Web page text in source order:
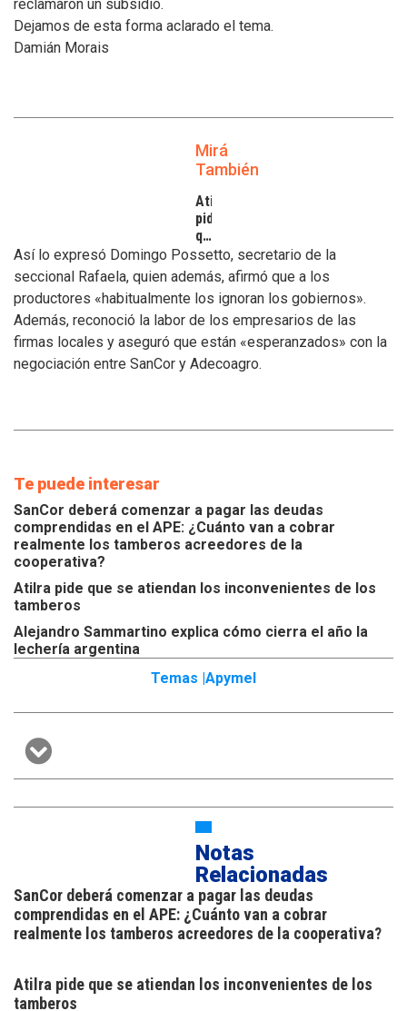
reclamaron un subsidio.
Dejamos de esta forma aclarado el tema.
Damián Morais
Mirá
También
Atilra
pide
que
se
atiendan
inconvenientes
de
los
tamberos
Así lo expresó Domingo Possetto, secretario de la
seccional Rafaela, quien además, afirmó que a los
productores «habitualmente los ignoran los gobiernos».
Además, reconoció la labor de los empresarios de las
firmas locales y aseguró que están «esperanzados» con la
negociación entre SanCor y Adecoagro.
Te puede interesar
SanCor deberá comenzar a pagar las deudas
comprendidas en el APE: ¿Cuánto van a cobrar
realmente los tamberos acreedores de la
cooperativa?
Atilra pide que se atiendan los inconvenientes de los
tamberos
Alejandro Sammartino explica cómo cierra el año la
lechería argentina
Temas | Apymel
Notas
Relacionadas
SanCor deberá comenzar a pagar las deudas
comprendidas en el APE: ¿Cuánto van a cobrar
realmente los tamberos acreedores de la cooperativa?
Atilra pide que se atiendan los inconvenientes de los
tamberos